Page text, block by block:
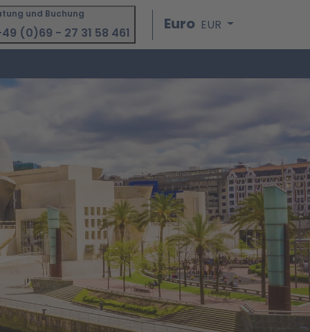
und Buchung
(0)69 - 27 31 58 461 Euro EUR